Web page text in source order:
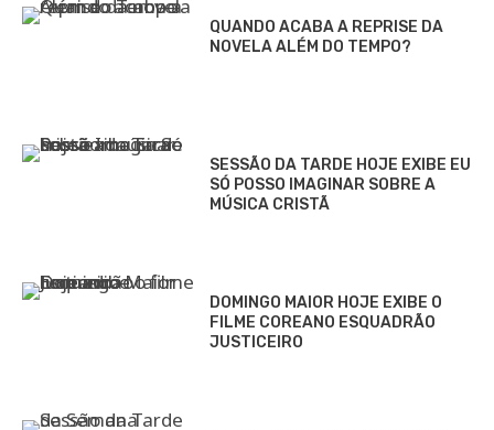
QUANDO ACABA A REPRISE DA
NOVELA ALÉM DO TEMPO?
SESSÃO DA TARDE HOJE EXIBE EU
SÓ POSSO IMAGINAR SOBRE A
MÚSICA CRISTÃ
DOMINGO MAIOR HOJE EXIBE O
FILME COREANO ESQUADRÃO
JUSTICEIRO